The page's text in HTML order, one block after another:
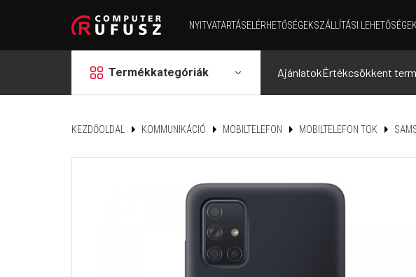
NYITVATARTÁSELÉRHETŐSÉGEKSZÁLLÍTÁSI LEHETŐSÉGEK
grid Termékkategóriák AjánlatokÉrtékcsökkent
KEZDŐOLDAL KOMMUNIKÁCIÓ MOBILTELEFON MOBILTELEFON TOK